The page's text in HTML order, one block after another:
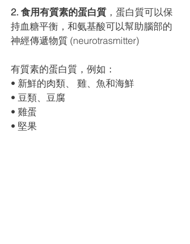
2. 食⽤有質素的蛋⽩質 ，蛋⽩質可以保
持⾎糖平衡，和氨基酸可以幫助腦部的
神經傳遞物質 (neurotrasmitter)
有質素的蛋⽩質，例如：
• 新鮮的⾁類、 雞、⿂和海鮮
• ⾖類、⾖腐
• 雞蛋
• 堅果